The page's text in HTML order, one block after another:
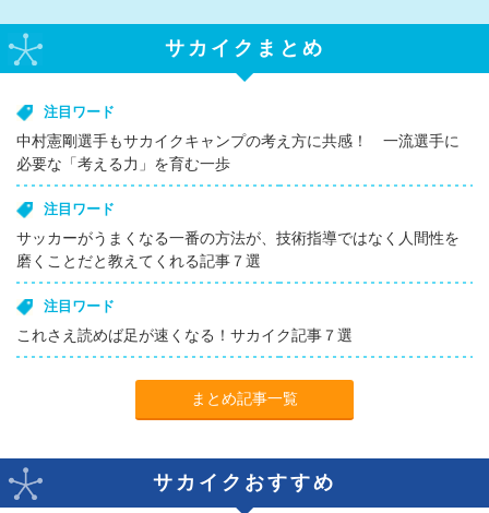
サカイクまとめ
注目ワード
中村憲剛選手もサカイクキャンプの考え方に共感！ 一流選手に
必要な「考える力」を育む一歩
注目ワード
サッカーがうまくなる一番の方法が、技術指導ではなく人間性を
磨くことだと教えてくれる記事７選
注目ワード
これさえ読めば足が速くなる！サカイク記事７選
まとめ記事一覧
サカイクおすすめ